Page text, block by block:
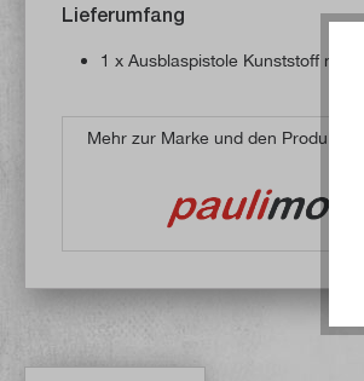
Lieferumfang
1 x Ausblaspistole Kunststoff mit
Mehr zur Marke und den